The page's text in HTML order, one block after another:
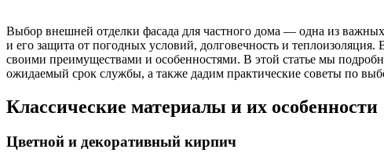
Выбор внешней отделки фасада для частного дома — одна из важных
и его защита от погодных условий, долговечность и
своими преимуществами и особенностями. В этой статье мы
ожидаемый срок службы, а также дадим практические советы по
Классические материалы и их особенности
Цветной и декоративный кирпич